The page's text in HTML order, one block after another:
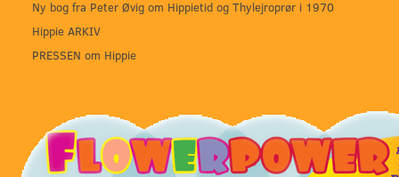
Ny bog fra Peter Øvig om Hippietid og Thylejroprør i 1970
Hippie ARKIV
PRESSEN om Hippie